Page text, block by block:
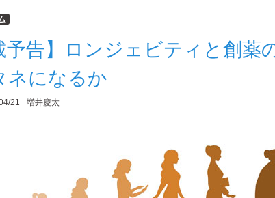
予告】ロンジェビティと創薬
ネになるか
21 増井慶太